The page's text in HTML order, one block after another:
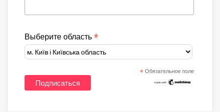
Выберите область *
* Обязательное поле